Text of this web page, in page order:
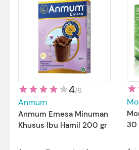
4/6
Anmum
Anmum Emesa Minuman
Khusus Ibu Hamil 200 gr
30